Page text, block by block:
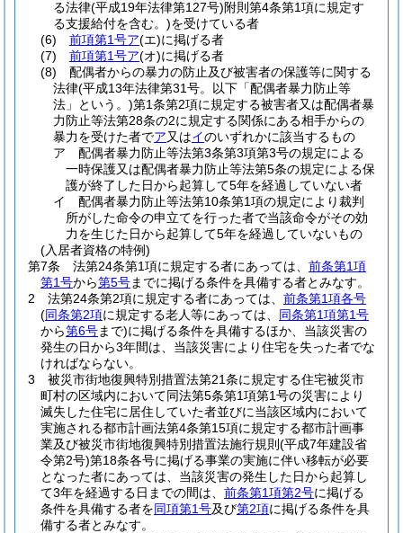
る法律(平成19年法律第127号)附則第4条第1項に規定す
る支援給付を含む。)を受けている者
(6)
前項第1号ア(エ)に掲げる者
(7)
前項第1号ア(オ)に掲げる者
(8)
配偶者からの暴力の防止及び被害者の保護等に関する
法律(平成13年法律第31号。以下「配偶者暴力防止等
法」という。)第1条第2項に規定する被害者又は配偶者暴
力防止等法第28条の2に規定する関係にある相手からの
暴力を受けた者でア又はイのいずれかに該当するもの
ア
配偶者暴力防止等法第3条第3項第3号の規定による
一時保護又は配偶者暴力防止等法第5条の規定による保
護が終了した日から起算して5年を経過していない者
イ
配偶者暴力防止等法第10条第1項の規定により裁判
所がした命令の申立てを行った者で当該命令がその効
力を生じた日から起算して5年を経過していないもの
(入居者資格の特例)
第7条
法第24条第1項に規定する者にあっては、 前条第1項
第1号から第5号までに掲げる条件を具備する者とみなす。
2
法第24条第2項に規定する者にあっては、 前条第1項各号
(同条第2項に規定する老人等にあっては、 同条第1項第1号
から第6号まで)に掲げる条件を具備するほか、当該災害の
発生の日から3年間は、当該災害により住宅を失った者でな
ければならない。
3
被災市街地復興特別措置法第21条に規定する住宅被災市
町村の区域内において同法第5条第1項第1号の災害により
滅失した住宅に居住していた者並びに当該区域内において
実施される都市計画法第4条第15項に規定する都市計画事
業及び被災市街地復興特別措置法施行規則 (平成7年建設省
令第2号)第18条各号に掲げる事業の実施に伴い移転が必要
となった者にあっては、当該災害の発生した日から起算し
て3年を経過する日までの間は、 前条第1項第2号に掲げる
条件を具備する者を同項第1号及び第2項に掲げる条件を具
備する者とみなす。